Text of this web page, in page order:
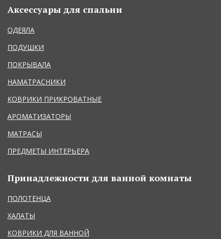
Аксессуары для спальни
ОДЕЯЛА
ПОДУШКИ
ПОКРЫВАЛА
НАМАТРАСНИКИ
КОВРИКИ ПРИКРОВАТНЫЕ
АРОМАТИЗАТОРЫ
МАТРАСЫ
ПРЕДМЕТЫ ИНТЕРЬЕРА
Принадлежности для ванной комнаты
ПОЛОТЕНЦА
ХАЛАТЫ
КОВРИКИ ДЛЯ ВАННОЙ